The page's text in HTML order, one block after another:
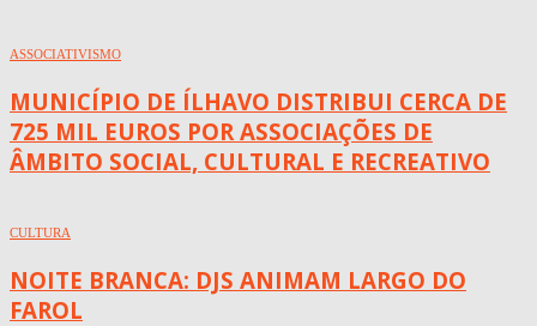
ASSOCIATIVISMO
MUNICÍPIO DE ÍLHAVO DISTRIBUI CERCA DE
725 MIL EUROS POR ASSOCIAÇÕES DE
ÂMBITO SOCIAL, CULTURAL E RECREATIVO
CULTURA
NOITE BRANCA: DJS ANIMAM LARGO DO
FAROL